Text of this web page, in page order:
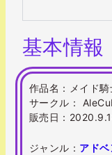
基本情報
作品名：メイド
サークル：
販売日：
ジャンル： アド